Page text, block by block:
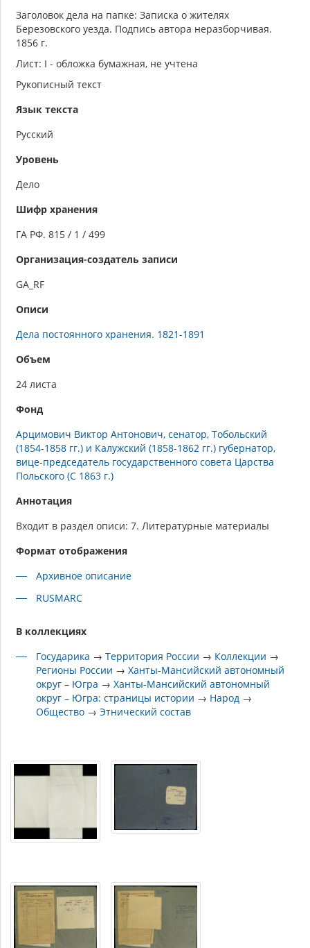
Заголовок дела на папке: Записка о жителях
Березовского уезда. Подпись автора неразборчивая.
1856 г.
Лист: I - обложка бумажная, не учтена
Рукописный текст
Язык текста
Русский
Уровень
Дело
Шифр хранения
ГА РФ. 815 / 1 / 499
Организация-создатель записи
GA_RF
Описи
Дела постоянного хранения. 1821-1891
Объем
24 листа
Фонд
Арцимович Виктор Антонович, сенатор, Тобольский
(1854-1858 гг.) и Калужский (1858-1862 гг.) губернатор,
вице-председатель государственного совета Царства
Польского (С 1863 г.)
Аннотация
Входит в раздел описи: 7. Литературные материалы
Формат отображения
Архивное описание
RUSMARC
В коллекциях
Государика →Территория России → Коллекции →
Регионы России →Ханты-Мансийский автономный
округ – Югра →Ханты-Мансийский автономный
округ – Югра: страницы истории → Народ →
Общество →Этнический состав